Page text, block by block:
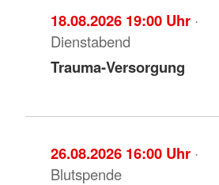
18.08.2026 19:00 Uhr ·
Dienstabend
Trauma-Versorgung
26.08.2026 16:00 Uhr ·
Blutspende